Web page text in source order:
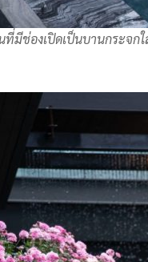
ที่มีช่องเปิดเป็นบานกระจ